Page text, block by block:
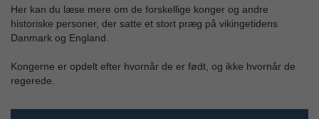
Her kan du læse mere om de forskellige konger og andre
historiske personer, der satte et stort præg på vikingetidens
Danmark og England.
Kongerne er opdelt efter hvornår de er født, og ikke hvornår de
regerede.